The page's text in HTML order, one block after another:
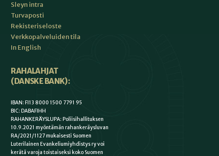
Sleyn intra
Turvaposti
Rekisteriseloste
Verkkopalveluiden tila
In English
RAHALAHJAT
(DANSKE BANK):
IBAN: FI13 8000 1500 7791 95
BIC: DABAFIHH
RAHANKERÄYSLUPA: Poliisihallituksen
10.9.2021 myöntämän rahankeräysluvan
RA/2021/1127 mukaisesti Suomen
Luterilainen Evankeliumiyhdistys ry voi
kerätä varoja toistaiseksi koko Suomen